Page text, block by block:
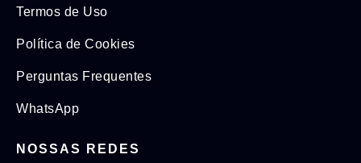
Termos de Uso
Política de Cookies
Perguntas Frequentes
WhatsApp
NOSSAS REDES